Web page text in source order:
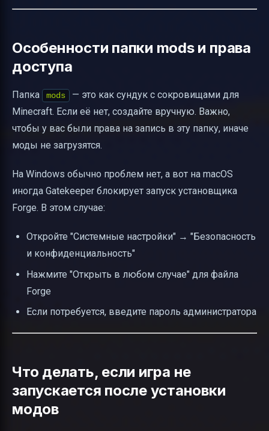
Особенности папки mods и права
доступа
Папка mods
— это как сундук с сокровищами для
Minecraft. Если её нет, создайте вручную. Важно,
чтобы у вас были права на запись в эту папку, иначе
моды не загрузятся.
На Windows обычно проблем нет, а вот на macOS
иногда Gatekeeper блокирует запуск установщика
Forge. В этом случае:
Откройте "Системные настройки" → "Безопасность
и конфиденциальность"
Нажмите "Открыть в любом случае" для файла
Forge
Если потребуется, введите пароль администратора
Что делать, если игра не
запускается после установки
модов